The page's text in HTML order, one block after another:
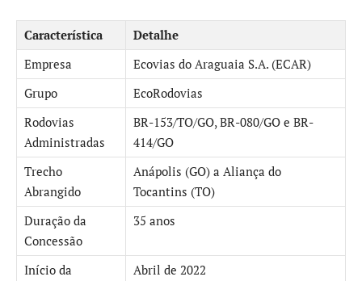
Característica
Detalhe
Empresa
Ecovias do Araguaia S.A. (ECAR)
Grupo
EcoRodovias
Rodovias
Administradas
BR-153/TO/GO, BR-080/GO e BR-
414/GO
Trecho
Abrangido
Anápolis (GO) a Aliança do
Tocantins (TO)
Duração da
Concessão
35 anos
Início da
Abril de 2022